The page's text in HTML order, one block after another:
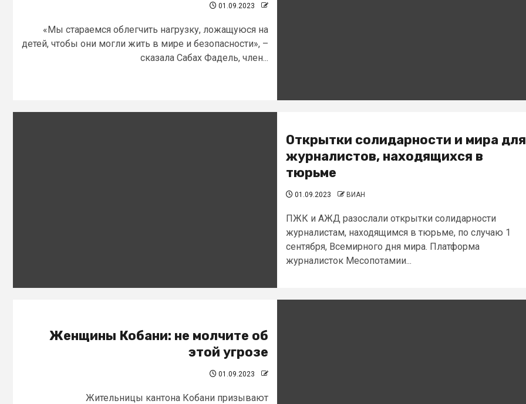
01.09.2023
«Мы стараемся облегчить нагрузку, ложащуюся на
детей, чтобы они могли жить в мире и безопасности», –
сказала Сабах Фадель, член...
Открытки солидарности и мира для
журналистов, находящихся в
тюрьме
01.09.2023 ВИАН
ПЖК и АЖД разослали открытки солидарности
журналистам, находящимся в тюрьме, по случаю 1
сентября, Всемирного дня мира. Платформа
журналисток Месопотамии...
Женщины Кобани: не молчите об
этой угрозе
01.09.2023
Жительницы кантона Кобани призывают